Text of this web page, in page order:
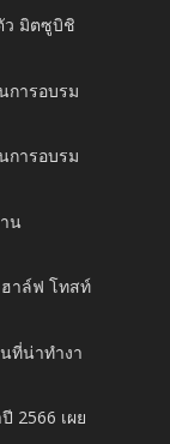
ว มิตซูบิชิ
การอบรม
การอบรม
น
าล์ฟ โทสท์
นที่น่าทำงา
2566 เผย